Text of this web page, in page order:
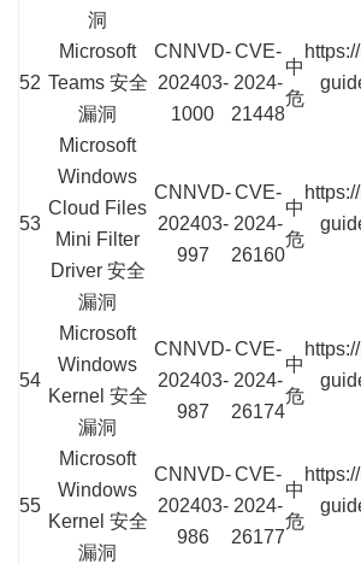
洞
52
Microsoft
Teams 安全
漏洞
CNNVD-
202403-
1000
CVE-
2024-
21448
中
危
53
Microsoft
Windows
Cloud Files
Mini Filter
Driver 安全
漏洞
CNNVD-
202403-
997
CVE-
2024-
26160
中
危
54
Microsoft
Windows
Kernel 安全
漏洞
CNNVD-
202403-
987
CVE-
2024-
26174
中
危
55
Microsoft
Windows
Kernel 安全
漏洞
CNNVD-
202403-
986
CVE-
2024-
26177
中
危